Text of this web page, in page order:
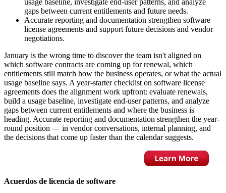
gaps between current entitlements and future needs.
Accurate reporting and documentation strengthen software
license agreements and support future decisions and vendor
negotiations.
January is the wrong time to discover the team isn't aligned on
which software contracts are coming up for renewal, which
entitlements still match how the business operates, or what the actual
usage baseline says. A year-starter checklist on software license
agreements does the alignment work upfront: evaluate renewals,
build a usage baseline, investigate end-user patterns, and analyze
gaps between current entitlements and where the business is
heading. Accurate reporting and documentation strengthen the year-
round position — in vendor conversations, internal planning, and
the decisions that come up faster than the calendar suggests.
Acuerdos de licencia de software